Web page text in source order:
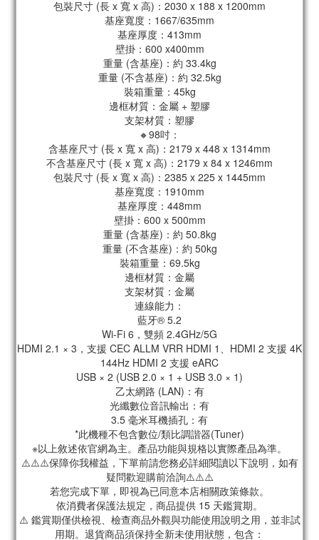
包裝尺寸 (長 x 寬 x 高)：2030 x 188 x 1200mm
基座寬度：1667/635mm
基座厚度：413mm
壁掛：600 x400mm
重量 (含基座)：約 33.4kg
重量 (不含基座)：約 32.5kg
裝箱重量：45kg
邊框材質：金屬 + 塑膠
支架材質：塑膠
🔸98吋：
含基座尺寸 (長 x 寬 x 高)：2179 x 448 x 1314mm
不含基座尺寸 (長 x 寬 x 高)：2179 x 84 x 1246mm
包裝尺寸 (長 x 寬 x 高)：2385 x 225 x 1445mm
基座寬度：1910mm
基座厚度：448mm
壁掛：600 x 500mm
重量 (含基座)：約 50.8kg
重量 (不含基座)：約 50kg
裝箱重量：69.5kg
邊框材質：金屬
支架材質：金屬
連線能力：
藍牙® 5.2
Wi-Fi 6，雙頻 2.4GHz/5G
HDMI 2.1 × 3，支援 CEC ALLM VRR HDMI 1、HDMI 2 支援 4K
144Hz HDMI 2 支援 eARC
USB × 2 (USB 2.0 × 1 + USB 3.0 × 1)
乙太網路 (LAN)：有
光纖數位音訊輸出：有
3.5 毫米耳機插孔：有
*此機種不包含數位/類比調諧器(Tuner)
※以上敘述依官網為主。產品功能與規格以實際產品為準。
⚠️⚠️⚠️保障你我權益，下單前請您務必詳細閱讀以下說明，如有
疑問歡迎購前洽詢⚠️⚠️⚠️
若您完成下單，即視為已同意本店相關政策條款。
依消費者保護法規定，商品提供 15 天鑑賞期。
⚠️ 鑑賞期僅供檢視、檢查商品外觀與功能使用說明之用，並非試
用期。退貨商品須保持全新未使用狀態，包含：